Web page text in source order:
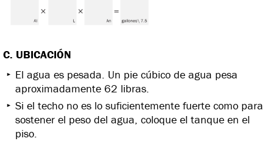
C. UBICACIÓN
El agua es pesada. Un pie cúbico de agua pesa
aproximadamente 62 libras.
Si el techo no es lo suficientemente fuerte como para
sostener el peso del agua, coloque el tanque en el
piso.